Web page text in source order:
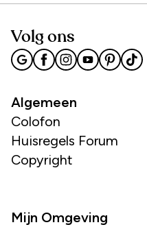
Volg ons
Algemeen
Colofon
Huisregels Forum
Copyright
Mijn Omgeving